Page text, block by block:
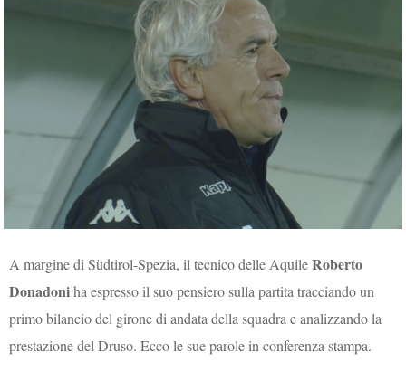
A margine di Südtirol-Spezia, il tecnico delle AquileRoberto
Donadoniha espresso il suo pensiero sulla partita tracciando un
primo bilancio del girone di andata della squadra e analizzando la
prestazione del Druso. Ecco le sue parole in conferenza stampa.